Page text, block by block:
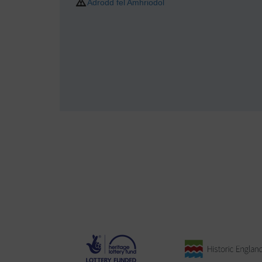
Adrodd fel Amhriodol